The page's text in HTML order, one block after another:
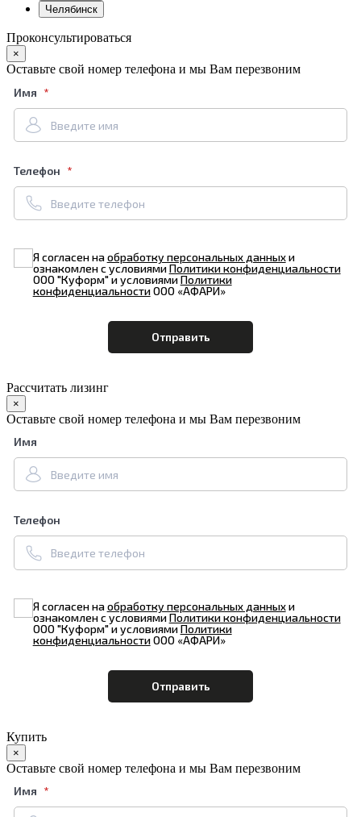
Челябинск
Проконсультироваться
×
Оставьте свой номер телефона и мы Вам перезвоним
Имя
Телефон
Я согласен наобработку персональных данныхи
ознакомлен с условиямиПолитики конфиденциальности
ООО "Куформ" и условиямиПолитики
конфиденциальностиООО «АФАРИ»
Рассчитать лизинг
×
Оставьте свой номер телефона и мы Вам перезвоним
Имя
Телефон
Я согласен наобработку персональных данныхи
ознакомлен с условиямиПолитики конфиденциальности
ООО "Куформ" и условиямиПолитики
конфиденциальностиООО «АФАРИ»
Купить
×
Оставьте свой номер телефона и мы Вам перезвоним
Имя